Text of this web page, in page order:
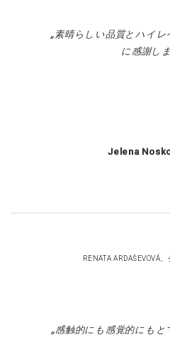
素晴らしい品質とハイ
に感謝し
Jelena
RENATA ARDAŠEVOVÁ
感触的にも感覚的にもと